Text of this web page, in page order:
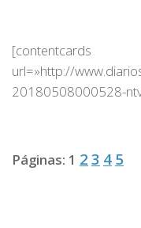
[contentcards
url=»http://
20180508000528-
Páginas: 1 23 45